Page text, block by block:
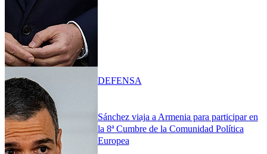
Sánchez viaja a Armenia para participar en
la 8ª Cumbre de la Comunidad Política
Europea
DEFENSA